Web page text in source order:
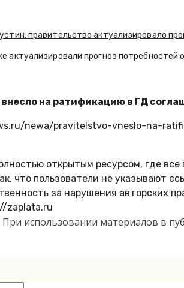
правительство актуализировало
актуализировали прогноз
на ратификацию в ГД
newa/pravitelstvo-vneslo-na-
открытым ресурсом, где
что пользователи не указывают
за нарушения авторских
zaplata.ru
использовании материалов в